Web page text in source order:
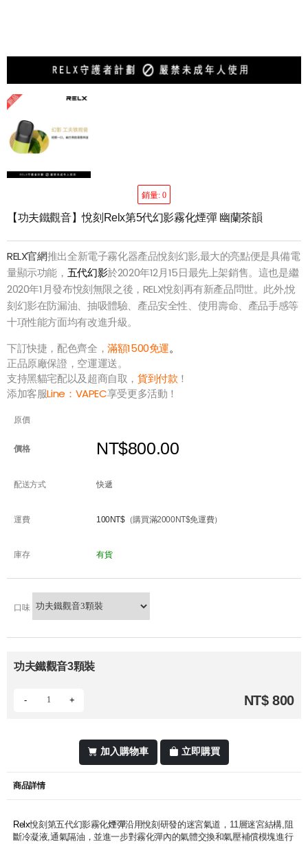
銷量: 0
【功夫鐵觀音】悅刻Relx第5代幻影霧化煙彈 幽蘭茶韻
RELX官網推出全新電子霧化器產品悅刻幻影,最大的亮點便是具備電
量顯示功能， 五代幻影於2020年12月15日最先上架銷售。這也是繼
2020年1月發布悅刻無限之後，RELX悅刻再有新產品問世。此外,悅
刻幻影在防漏油、抽吸體驗、產品安全性、使用壽命、產品手感等
十項性能方面均有改進升級。
下訂快捷，配色齊全，滿額1500免運。
正品原廠保證，空運運送。
支持黑貓宅配以及超商自取，貨到付款 ！
添加客服Line： VAPEC享受更多活動！
原價
價格 NT$800.00
配送方式 快遞
運費 100NT$（購買滿2000NT$免運費）
庫存 有貨
口味
功夫鐵觀音3顆裝
- + NT$ 800
加入購物車 立即購買
商品詳情
Relx悅刻第五代幻影霧化煙彈沿用悅刻研發的迷宮氣道，11層迷宮結構,阻
斷冷凝液,通氣隔油，並進一步對霧化彈內的氣體交換和氣壓補償模塊進行